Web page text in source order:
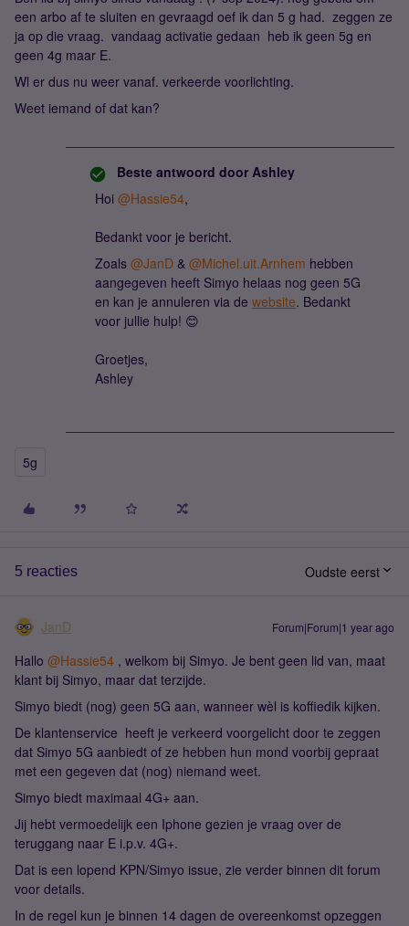
een arbo af te sluiten en gevraagd oef ik dan 5 g had. zeggen ze
ja op die vraag. vandaag activatie gedaan heb ik geen 5g en
geen 4g maar E.
Wl er dus nu weer vanaf. verkeerde voorlichting.
Weet iemand of dat kan?
Beste antwoord door Ashley
Hoi @Hassie54,
Bedankt voor je bericht.
Zoals @JanD & @Michel.uit.Arnhem hebben
aangegeven heeft Simyo helaas nog geen 5G
en kan je annuleren via de website. Bedankt
voor jullie hulp! 😊
Groetjes,
Ashley
5g
5 reacties Oudste eerst
JanD Forum|Forum|1 year ago
Hallo @Hassie54 , welkom bij Simyo. Je bent geen lid van, maat
klant bij Simyo, maar dat terzijde.
Simyo biedt (nog) geen 5G aan, wanneer wèl is koffiedik kijken.
De klantenservice heeft je verkeerd voorgelicht door te zeggen
dat Simyo 5G aanbiedt of ze hebben hun mond voorbij gepraat
met een gegeven dat (nog) niemand weet.
Simyo biedt maximaal 4G+ aan.
Jij hebt vermoedelijk een Iphone gezien je vraag over de
teruggang naar E i.p.v. 4G+.
Dat is een lopend KPN/Simyo issue, zie verder binnen dit forum
voor details.
In de regel kun je binnen 14 dagen de overeenkomst opzeggen